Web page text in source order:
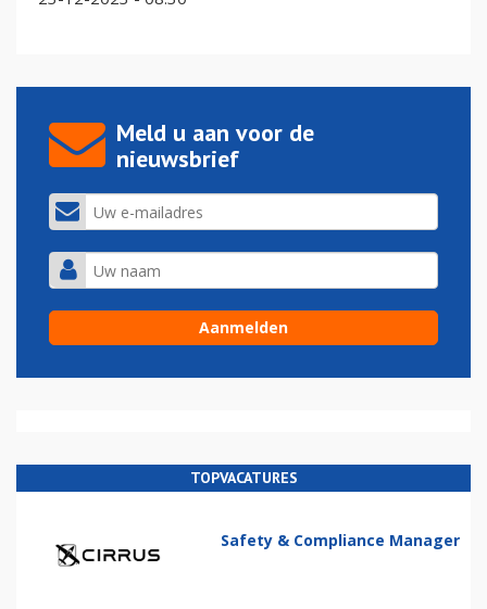
Meld u aan voor de
nieuwsbrief
TOPVACATURES
Safety & Compliance Manager